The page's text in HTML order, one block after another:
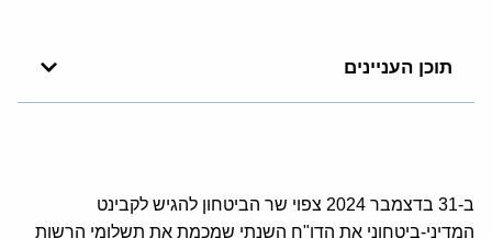
תוכן העניינים
ב-31 בדצמבר 2024 צפוי שר הביטחון להגיש לקבינט
המדיני-ביטחוני את הדו"ח השנתי שמכמת את תשלומי הרשות